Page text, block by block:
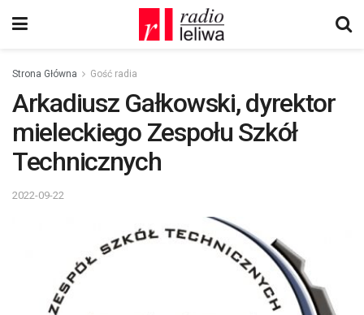
Strona Główna Gość radia
Arkadiusz Gałkowski, dyrektor
mieleckiego Zespołu Szkół
Technicznych
2022-09-22